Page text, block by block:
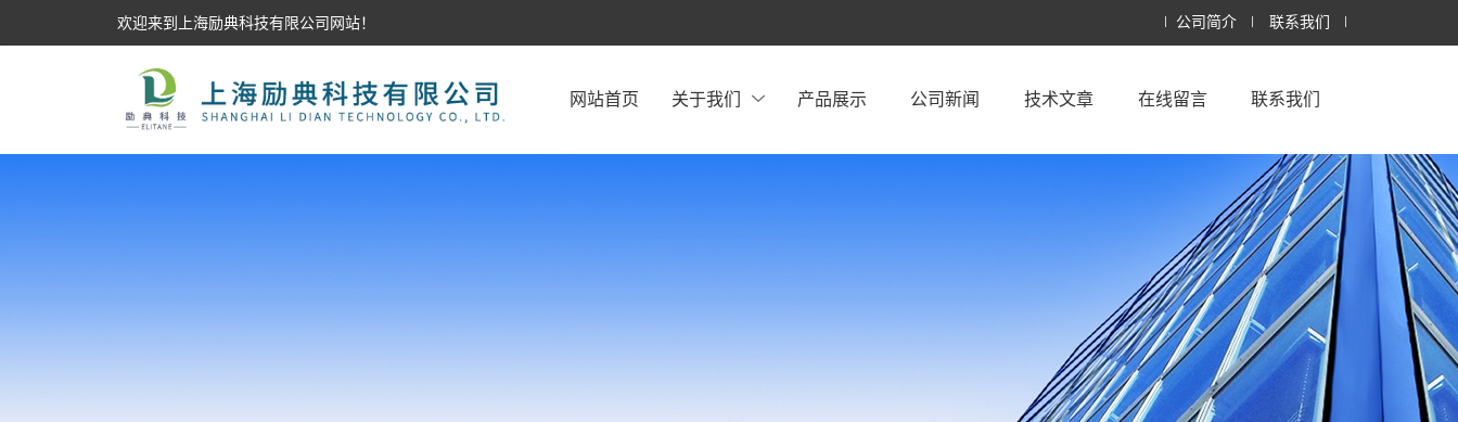
欢迎来到上海励典科技有限公司网站！ 公司简介 联系我们
网站首页 关于我们 产品展示 公司新闻 技术文章 在线留言 联系我们